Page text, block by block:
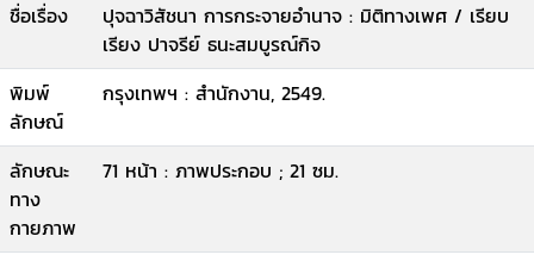
ชื่อเรื่อง
ปุจฉาวิสัชนา การกระจายอำนาจ : มิติทางเพศ / เรียบ
เรียง ปาจรีย์ ธนะสมบูรณ์กิจ
พิมพ์
ลักษณ์
กรุงเทพฯ : สำนักงาน, 2549.
ลักษณะ
ทาง
กายภาพ
71 หน้า : ภาพประกอบ ; 21 ซม.